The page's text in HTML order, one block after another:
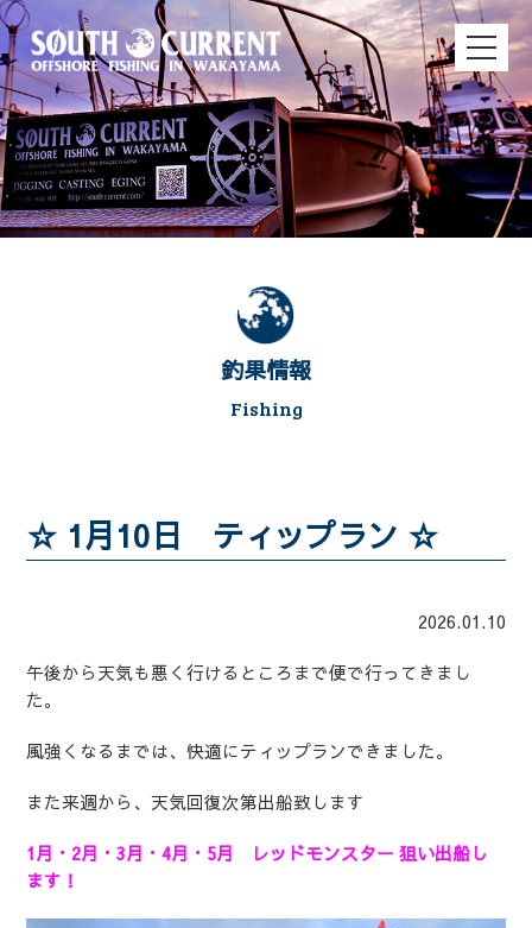
釣果情報
Fishing
☆ 1月10日 ティップラン ☆
2026.01.10
午後から天気も悪く行けるところまで便で行ってきまし
た。
風強くなるまでは、快適にティップランできました。
また来週から、天気回復次第出船致します
1月・2月・3月・4月・5月 レッドモンスター 狙い出船し
ます！